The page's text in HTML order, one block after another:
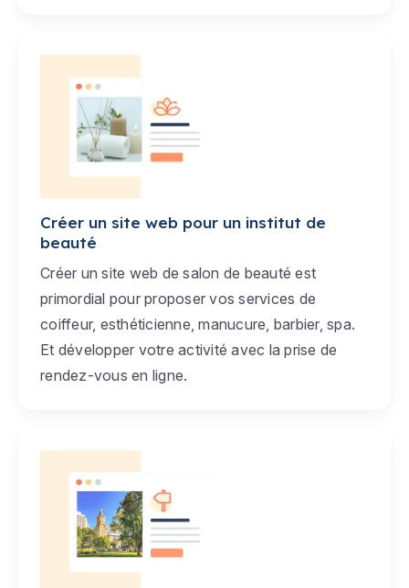
Créer un site web pour un institut de
beauté
Créer un site web de salon de beauté est
primordial pour proposer vos services de
coiffeur, esthéticienne, manucure, barbier, spa.
Et développer votre activité avec la prise de
rendez-vous en ligne.